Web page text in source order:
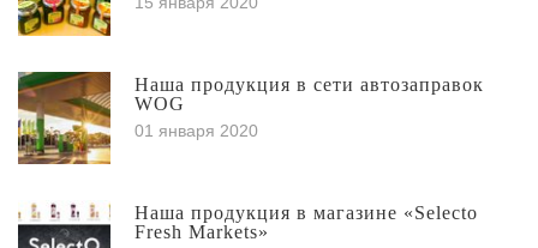
Наша продукция в сети автозаправок
WOG
01 января 2020
Наша продукция в магазине «Selecto
Fresh Markets»